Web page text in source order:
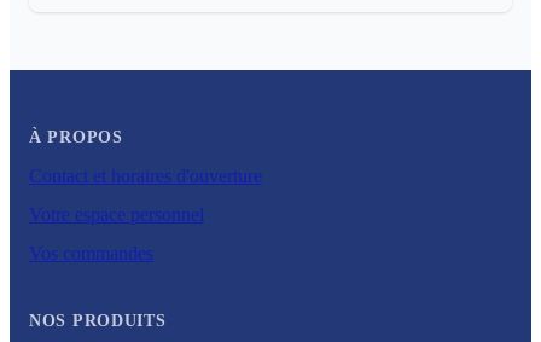
À PROPOS
Contact et horaires d'ouverture
Votre espace personnel
Vos commandes
NOS PRODUITS